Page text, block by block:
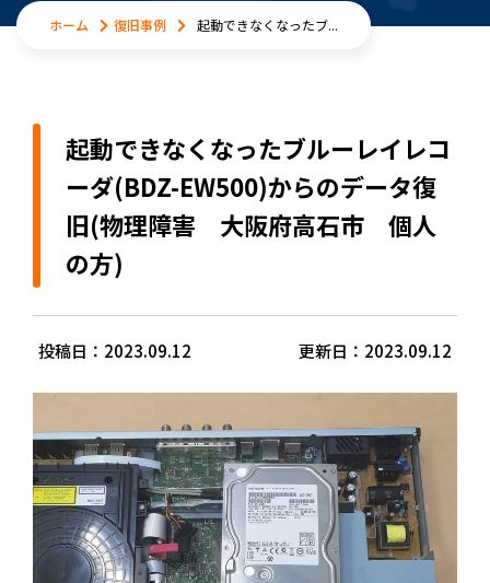
ホーム 復旧事例 起動できなくなったブ...
起動できなくなったブルーレイレコ
ーダ(BDZ-EW500)からのデータ復
旧(物理障害 大阪府高石市 個人
の方)
投稿日：2023.09.12 更新日：2023.09.12